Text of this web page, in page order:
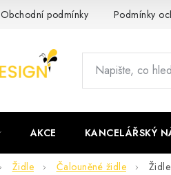
Obchodní podmínky Podmínky
AKCE KANCELÁŘSKÝ
Židle Čalouněné židle